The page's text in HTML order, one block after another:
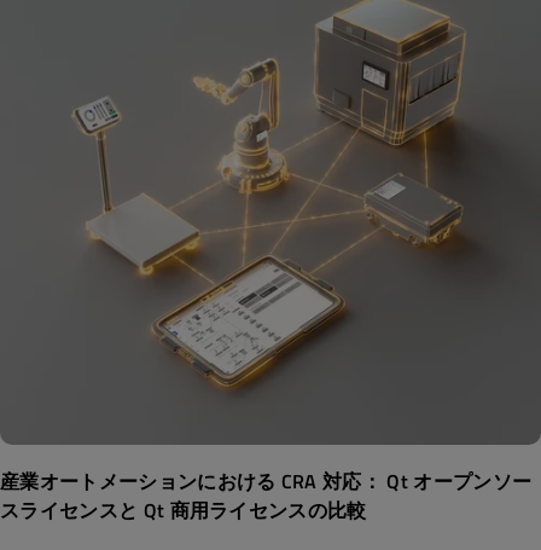
産業オートメーションにおける CRA 対応： Qt オープンソー
スライセンスと Qt 商用ライセンスの比較